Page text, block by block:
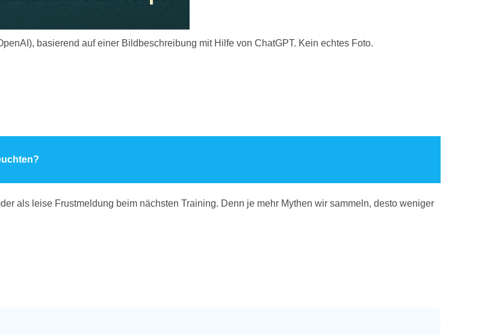
basierend auf einer Bildbeschreibung mit Hilfe von ChatGPT. Kein echtes Foto.
als leise Frustmeldung beim nächsten Training. Denn je mehr Mythen wir sammeln, desto weniger